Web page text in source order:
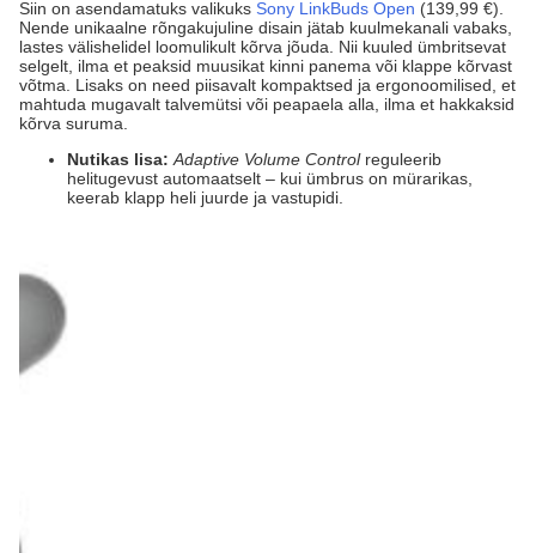
Siin on asendamatuks valikuks Sony LinkBuds Open (139,99 €).
Nende unikaalne rõngakujuline disain jätab kuulmekanali vabaks,
lastes välishelidel loomulikult kõrva jõuda. Nii kuuled ümbritsevat
selgelt, ilma et peaksid muusikat kinni panema või klappe kõrvast
võtma. Lisaks on need piisavalt kompaktsed ja ergonoomilised, et
mahtuda mugavalt talvemütsi või peapaela alla, ilma et hakkaksid
kõrva suruma.
Nutikas lisa: Adaptive Volume Controlreguleerib
helitugevust automaatselt – kui ümbrus on mürarikas,
keerab klapp heli juurde ja vastupidi.